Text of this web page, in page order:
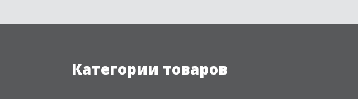
Категории товаров